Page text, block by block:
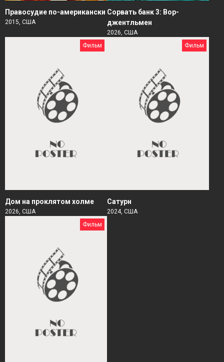
Правосудие по-американски
2015, США
Сорвать банк 3: Вор-
джентльмен
2026, США
Фильм
Дом на проклятом холме
2026, США
Фильм
Сатурн
2024, США
Фильм